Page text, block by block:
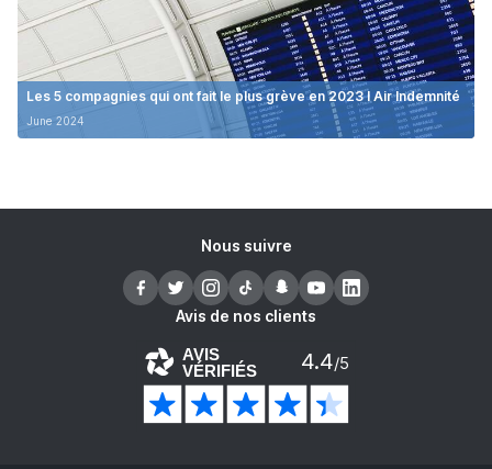
Les 5 compagnies qui ont fait le plus grève en 2023 I Air Indemnité
June 2024
Nous suivre
Avis de nos clients
AVIS
VÉRIFIÉS 4.4/5